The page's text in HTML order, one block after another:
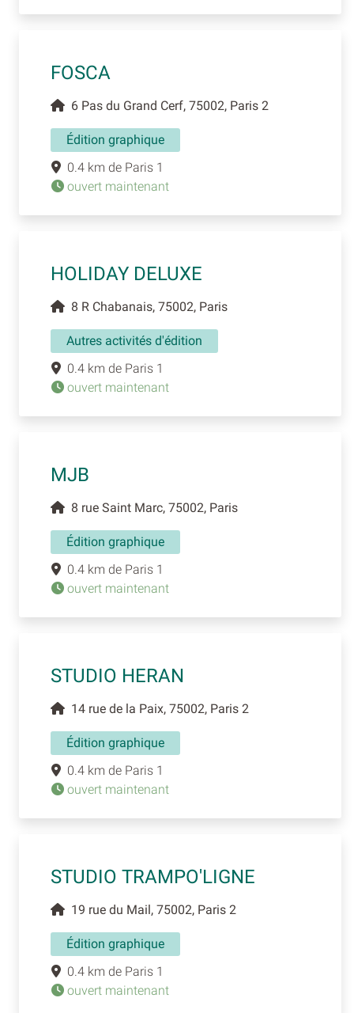
FOSCA
6 Pas du Grand Cerf, 75002, Paris 2
Édition graphique
0.4 km de Paris 1
ouvert maintenant
HOLIDAY DELUXE
8 R Chabanais, 75002, Paris
Autres activités d'édition
0.4 km de Paris 1
ouvert maintenant
MJB
8 rue Saint Marc, 75002, Paris
Édition graphique
0.4 km de Paris 1
ouvert maintenant
STUDIO HERAN
14 rue de la Paix, 75002, Paris 2
Édition graphique
0.4 km de Paris 1
ouvert maintenant
STUDIO TRAMPO'LIGNE
19 rue du Mail, 75002, Paris 2
Édition graphique
0.4 km de Paris 1
ouvert maintenant